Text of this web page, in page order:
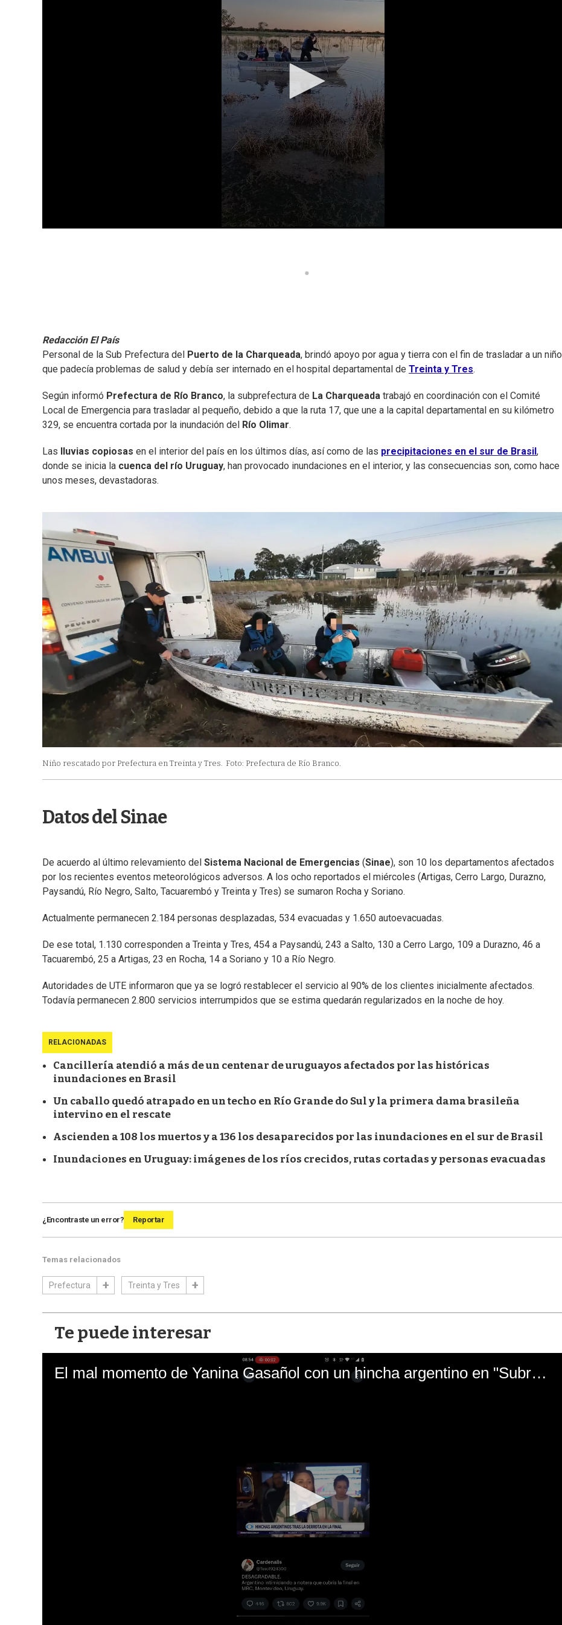
Redacción El País
Personal de la Sub Prefectura del
Puerto de la Charqueada, brindó apoyo por agua y tierra con el fin de trasladar a un niño
que padecía problemas de salud y debía ser internado en el hospital departamental de Treinta y Tres.
Según informó Prefectura de Río Branco, la subprefectura de La Charqueada trabajó en coordinación con el Comité
Local de Emergencia para trasladar al pequeño, debido a que la ruta 17, que une a la capital departamental en su kilómetro
329, se encuentra cortada por la inundación del
Río Olimar.
Las lluvias copiosas en el interior del país en los últimos días, así como de las precipitaciones en el sur de Brasil ,
donde se inicia la cuenca del río Uruguay, han provocado inundaciones en el interior, y las consecuencias son, como hace
unos meses, devastadoras.
Niño rescatado por Prefectura en Treinta y Tres. Foto: Prefectura de Río Branco.
Datos del Sinae
De acuerdo al último relevamiento del Sistema Nacional de Emergencias (Sinae), son 10 los departamentos afectados
por los recientes eventos meteorológicos adversos. A los ocho reportados el miércoles (Artigas, Cerro Largo, Durazno,
Paysandú, Río Negro, Salto, Tacuarembó y Treinta y Tres) se sumaron Rocha y Soriano.
Actualmente permanecen 2.184 personas desplazadas, 534 evacuadas y 1.650 autoevacuadas.
De ese total, 1.130 corresponden a Treinta y Tres, 454 a Paysandú, 243 a Salto, 130 a Cerro Largo, 109 a Durazno, 46 a
Tacuarembó, 25 a Artigas, 23 en Rocha, 14 a Soriano y 10 a Río Negro.
Autoridades de UTE informaron que ya se logró restablecer el servicio al 90% de los clientes inicialmente afectados.
Todavía permanecen 2.800 servicios interrumpidos que se estima quedarán regularizados en la noche de hoy.
RELACIONADAS
Cancillería atendió a más de un centenar de uruguayos afectados por las históricas
inundaciones en Brasil
Un caballo quedó atrapado en un techo en Río Grande do Sul y la primera dama brasileña
intervino en el rescate
Ascienden a 108 los muertos y a 136 los desaparecidos por las inundaciones en el sur de Brasil
Inundaciones en Uruguay: imágenes de los ríos crecidos, rutas cortadas y personas evacuadas
¿Encontraste un error? Reportar
Temas relacionados
Prefectura Treinta y Tres
Te puede interesar
El mal momento de Yanina Gasañol con un hincha argentino en "Subrayado"